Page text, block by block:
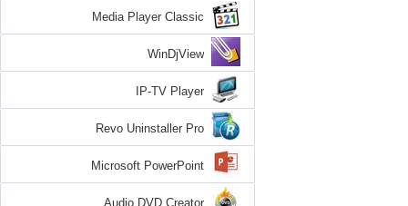
Media Player Classic
WinDjView
IP-TV Player
Revo Uninstaller Pro
Microsoft PowerPoint
Audio DVD Creator